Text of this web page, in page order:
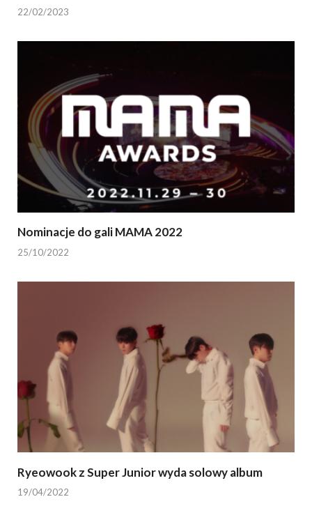
22/02/2023
Nominacje do gali MAMA 2022
25/10/2022
Ryeowook z Super Junior wyda solowy album
19/04/2022